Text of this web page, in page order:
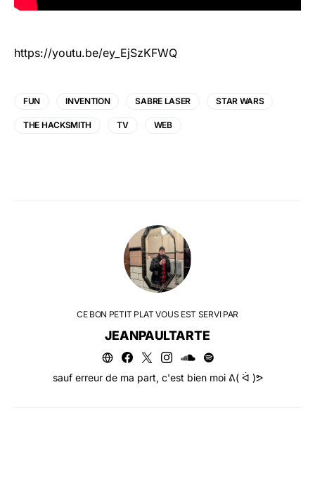
https://youtu.be/ey_EjSzKFWQ
FUN INVENTION SABRE LASER STAR WARS
THE HACKSMITH TV WEB
CE BON PETIT PLAT VOUS EST SERVI PAR
JEANPAULTARTE
sauf erreur de ma part, c'est bien moi ᕕ( ᐛ )ᕗ